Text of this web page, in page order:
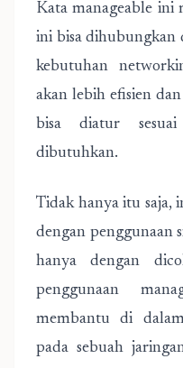
Kata manageable ini
ini bisa dihubungkan
kebutuhan
akan lebih efisien
bisa diatur
dibutuhkan.
Tidak hanya itu saja,
dengan penggunaan
hanya dengan
penggunaan
membantu di
pada sebuah